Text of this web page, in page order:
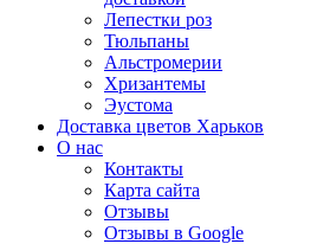
Лепестки роз
Тюльпаны
Альстромерии
Хризантемы
Эустома
Доставка цветов Харьков
О нас
Контакты
Карта сайта
Отзывы
Отзывы в Google